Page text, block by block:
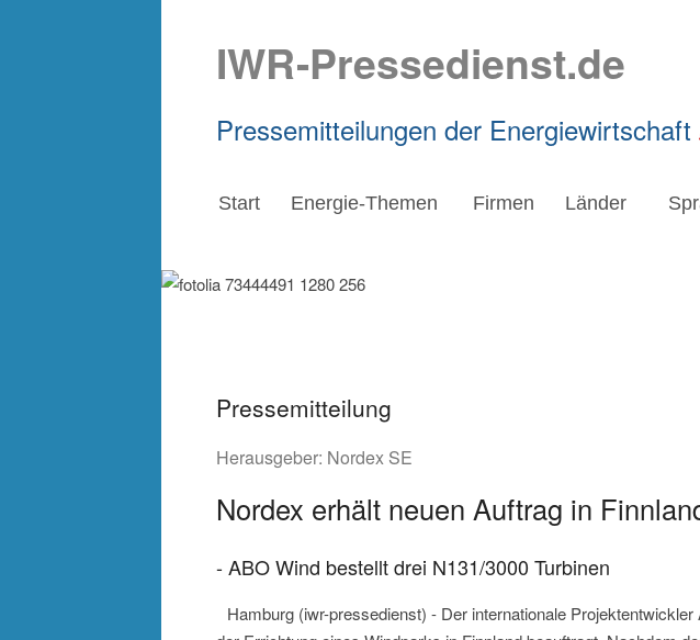
IWR-Pressedienst.de
Pressemitteilungen der Energiewirtschaft
Start Energie-Themen Firmen Länder
Pressemitteilung
Herausgeber: Nordex SE
Nordex erhält neuen Auftrag in
- ABO Wind bestellt drei N131/3000 Turbinen
Hamburg (iwr-pressedienst) - Der internationale